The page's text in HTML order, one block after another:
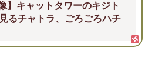
】キャットタワーのキジト
るチャトラ、ごろごろハチ